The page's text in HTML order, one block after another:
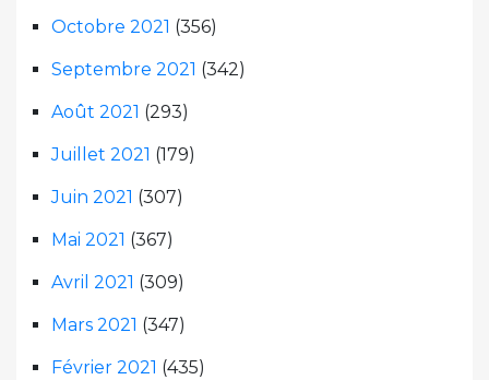
Octobre 2021 (356)
Septembre 2021 (342)
Août 2021 (293)
Juillet 2021 (179)
Juin 2021 (307)
Mai 2021 (367)
Avril 2021 (309)
Mars 2021 (347)
Février 2021 (435)